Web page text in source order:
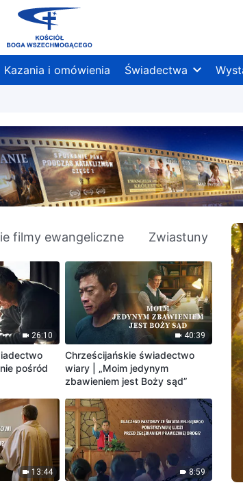
Kazania i omówienia Świadectwa
filmy ewangeliczne Zwiastuny
26:10
pośród
40:39
Chrześcijańskie świadectwo
wiary | „Moim jedynym
zbawieniem jest Boży sąd”
13:44 8:59